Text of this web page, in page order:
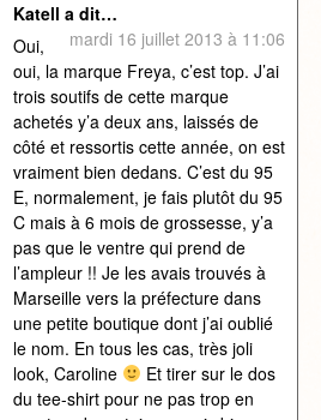
Katell a dit…
mardi 16 juillet 2013 à 11:06
Oui,
oui, la marque Freya, c’est top. J’ai
trois soutifs de cette marque
achetés y’a deux ans, laissés de
côté et ressortis cette année, on est
vraiment bien dedans. C’est du 95
E, normalement, je fais plutôt du 95
C mais à 6 mois de grossesse, y’a
pas que le ventre qui prend de
l’ampleur !! Je les avais trouvés à
Marseille vers la préfecture dans
une petite boutique dont j’ai oublié
le nom. En tous les cas, très joli
look, Caroline
Et tirer sur le dos
du tee-shirt pour ne pas trop en